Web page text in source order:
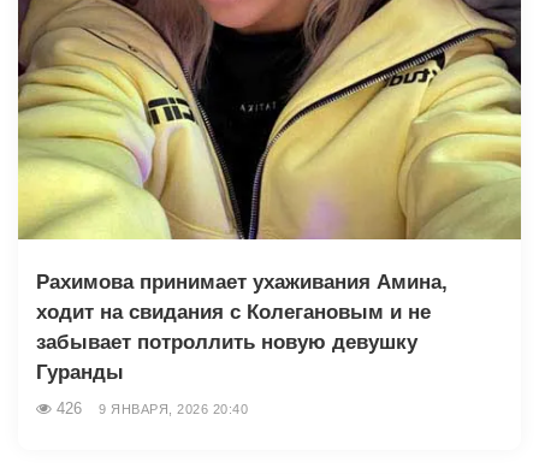
Рахимова принимает ухаживания Амина,
ходит на свидания с Колегановым и не
забывает потроллить новую девушку
Гуранды
426 9 ЯНВАРЯ, 2026 20:40